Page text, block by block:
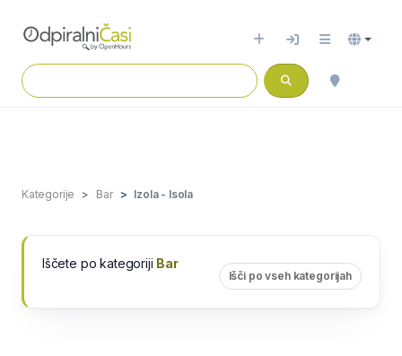
Kategorije Bar Izola - Isola
Iščete po kategoriji Bar
Išči po vseh kategorijah